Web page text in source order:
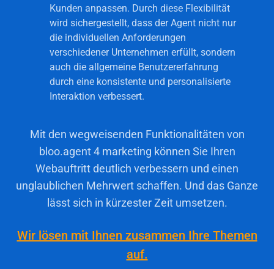
Kunden anpassen. Durch diese Flexibilität
wird sichergestellt, dass der Agent nicht nur
die individuellen Anforderungen
verschiedener Unternehmen erfüllt, sondern
auch die allgemeine Benutzererfahrung
durch eine konsistente und personalisierte
Interaktion verbessert.
Mit den wegweisenden Funktionalitäten von
bloo.agent 4 marketing können Sie Ihren
Webauftritt deutlich verbessern und einen
unglaublichen Mehrwert schaffen. Und das Ganze
lässt sich in kürzester Zeit umsetzen.
Wir lösen mit Ihnen zusammen Ihre Themen
auf.